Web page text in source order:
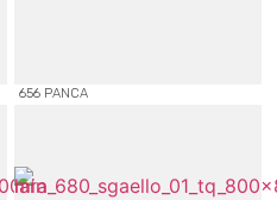
656 PANCA